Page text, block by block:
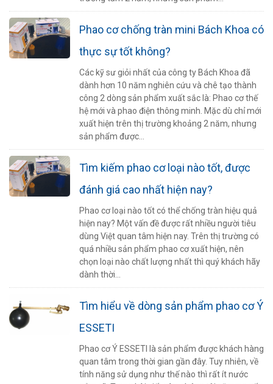
Phao cơ chống tràn mini Bách Khoa có
thực sự tốt không?
Các kỹ sư giỏi nhất của công ty Bách Khoa đã
dành hơn 10 năm nghiên cứu và chê tạo thành
công 2 dòng sản phẩm xuất sắc là: Phao cơ thế
hệ mới và phao điện thông minh. Mặc dù chỉ mới
xuất hiện trên thị trường khoảng 2 năm, nhưng
sản phẩm được...
Tìm kiếm phao cơ loại nào tốt, được
đánh giá cao nhất hiện nay?
Phao cơ loại nào tốt có thể chống tràn hiệu quả
hiện nay? Một vấn đề được rất nhiều người tiêu
dùng Việt quan tâm hiện nay. Trên thị trường có
quá nhiều sản phẩm phao cơ xuất hiện, nên
chọn loại nào chất lượng nhất thì quý khách hãy
dành thời...
Tìm hiểu về dòng sản phẩm phao cơ Ý
ESSETI
Phao cơ Ý ESSETI là sản phẩm được khách hàng
quan tâm trong thời gian gần đây. Tuy nhiên, về
tính năng sử dụng như thế nào thì rất ít nước